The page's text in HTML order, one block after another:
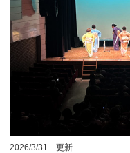
2026/3/31 更新